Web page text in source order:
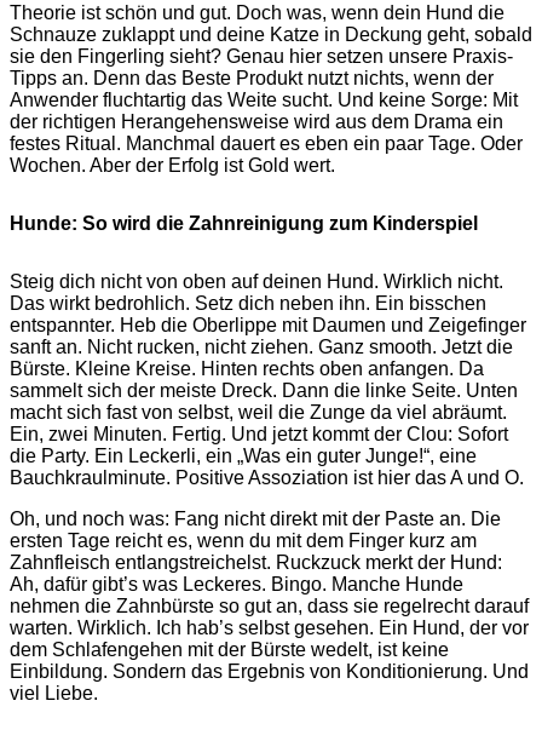
Theorie ist schön und gut. Doch was, wenn dein Hund die
Schnauze zuklappt und deine Katze in Deckung geht, sobald
sie den Fingerling sieht? Genau hier setzen unsere Praxis-
Tipps an. Denn das Beste Produkt nutzt nichts, wenn der
Anwender fluchtartig das Weite sucht. Und keine Sorge: Mit
der richtigen Herangehensweise wird aus dem Drama ein
festes Ritual. Manchmal dauert es eben ein paar Tage. Oder
Wochen. Aber der Erfolg ist Gold wert.
Hunde: So wird die Zahnreinigung zum Kinderspiel
Steig dich nicht von oben auf deinen Hund. Wirklich nicht.
Das wirkt bedrohlich. Setz dich neben ihn. Ein bisschen
entspannter. Heb die Oberlippe mit Daumen und Zeigefinger
sanft an. Nicht rucken, nicht ziehen. Ganz smooth. Jetzt die
Bürste. Kleine Kreise. Hinten rechts oben anfangen. Da
sammelt sich der meiste Dreck. Dann die linke Seite. Unten
macht sich fast von selbst, weil die Zunge da viel abräumt.
Ein, zwei Minuten. Fertig. Und jetzt kommt der Clou: Sofort
die Party. Ein Leckerli, ein „Was ein guter Junge!“, eine
Bauchkraulminute. Positive Assoziation ist hier das A und O.
Oh, und noch was: Fang nicht direkt mit der Paste an. Die
ersten Tage reicht es, wenn du mit dem Finger kurz am
Zahnfleisch entlangstreichelst. Ruckzuck merkt der Hund:
Ah, dafür gibt’s was Leckeres. Bingo. Manche Hunde
nehmen die Zahnbürste so gut an, dass sie regelrecht darauf
warten. Wirklich. Ich hab’s selbst gesehen. Ein Hund, der vor
dem Schlafengehen mit der Bürste wedelt, ist keine
Einbildung. Sondern das Ergebnis von Konditionierung. Und
viel Liebe.